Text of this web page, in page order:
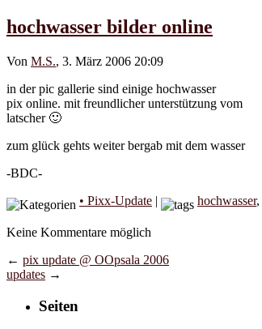
hochwasser bilder online
Von M.S., 3. März 2006 20:09
in der pic gallerie sind einige hochwasser
pix online. mit freundlicher unterstützung vom
latscher 🙂
zum glück gehts weiter bergab mit dem wasser
-BDC-
• Pixx-Update | hochwasser,
Keine Kommentare möglich
← pix update @ OOpsala 2006
updates →
Seiten